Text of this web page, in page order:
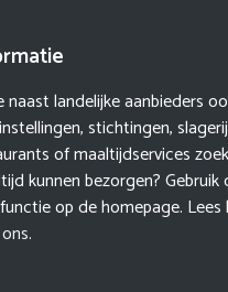
naast landelijke aanbieders
stichtingen,
of maaltijdservices
kunnen bezorgen? Gebruik
op de homepage. Lees
.